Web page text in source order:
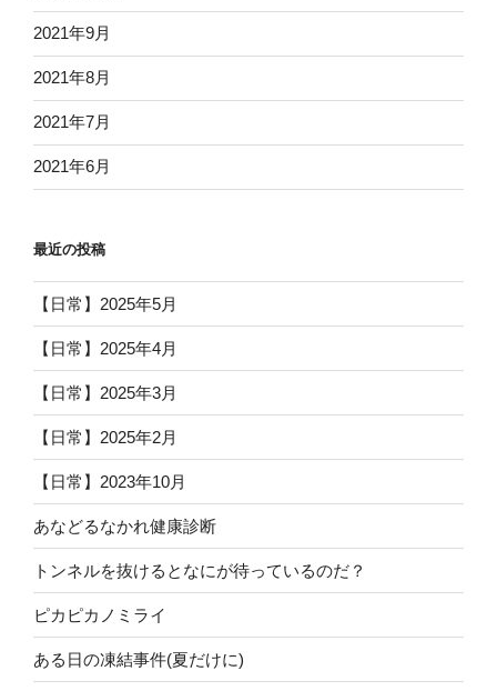
2021年9月
2021年8月
2021年7月
2021年6月
最近の投稿
【日常】2025年5月
【日常】2025年4月
【日常】2025年3月
【日常】2025年2月
【日常】2023年10月
あなどるなかれ健康診断
トンネルを抜けるとなにが待っているのだ？
ピカピカノミライ
ある日の凍結事件(夏だけに)